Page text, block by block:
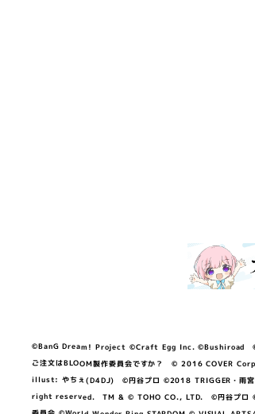
©BanG Dream! Project ©Craft Egg Inc. ©Bushiroad ©
ご注文はBLOOM製作委員会ですか？ © 2016
illust: やちぇ(D4DJ) ©円谷プロ ©2018 TRIGGER・雨宮
right reserved. TM & © TOHO CO., LTD. ©円谷プロ